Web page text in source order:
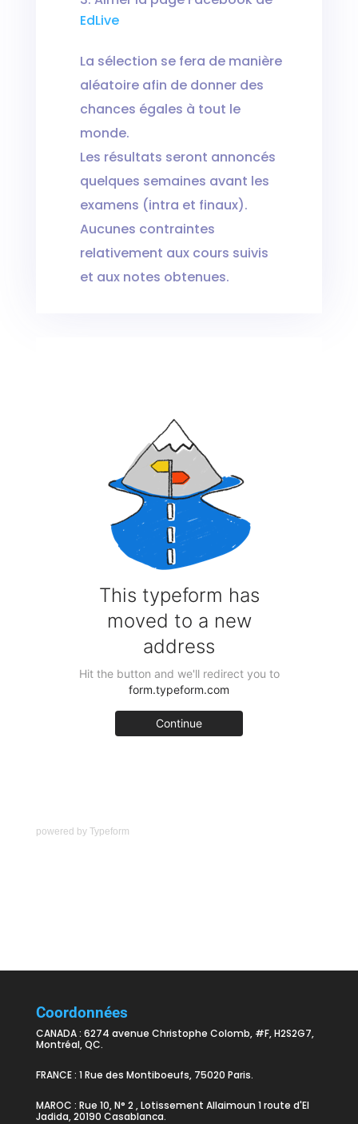
EdLive
La sélection se fera de manière
aléatoire afin de donner des
chances égales à tout le
monde.
Les résultats seront annoncés
quelques semaines avant les
examens (intra et finaux).
Aucunes contraintes
relativement aux cours suivis
et aux notes obtenues.
powered by Typeform
Coordonnées
CANADA : 6274 avenue Christophe Colomb, #F, H2S2G7,
Montréal, QC.
FRANCE : 1 Rue des Montiboeufs, 75020 Paris.
MAROC : Rue 10, N° 2 , Lotissement Allaimoun 1 route d'El
Jadida, 20190 Casablanca.